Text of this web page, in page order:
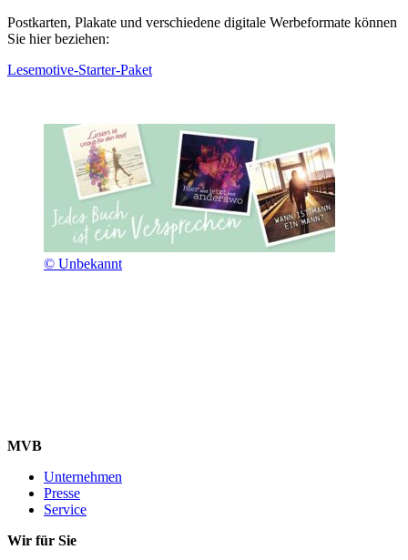
Postkarten, Plakate und verschiedene digitale Werbeformate können
Sie hier beziehen:
Lesemotive-Starter-Paket
© Unbekannt
MVB
Unternehmen
Presse
Service
Wir für Sie